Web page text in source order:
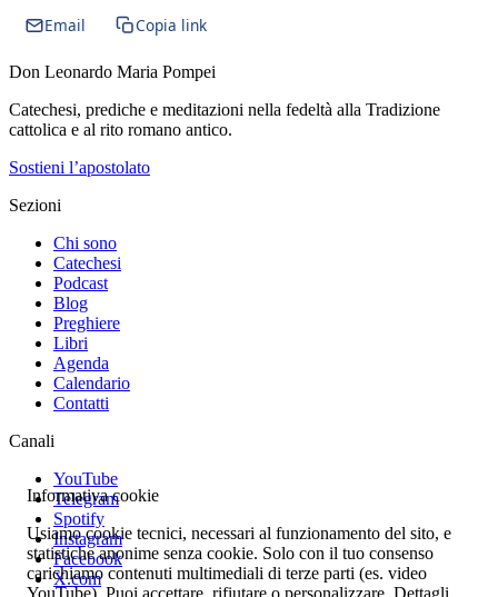
Email
Copia link
Don Leonardo Maria Pompei
Catechesi, prediche e meditazioni nella fedeltà alla Tradizione
cattolica e al rito romano antico.
Sostieni l’apostolato
Sezioni
Chi sono
Catechesi
Podcast
Blog
Preghiere
Libri
Agenda
Calendario
Contatti
Canali
YouTube
Telegram
Spotify
Instagram
Facebook
X.com
Informativa cookie
Usiamo cookie tecnici, necessari al funzionamento del sito, e
statistiche anonime senza cookie. Solo con il tuo consenso
carichiamo contenuti multimediali di terze parti (es. video
YouTube). Puoi accettare, rifiutare o personalizzare. Dettagli